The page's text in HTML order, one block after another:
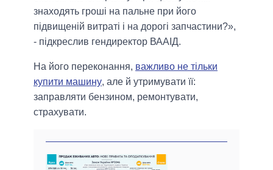
знаходять гроші на пальне при його
підвищеній витраті і на дорогі запчастини?»,
- підкреслив гендиректор ВААІД.
На його переконання, важливо не тільки
купити машину, але й утримувати її:
заправляти бензином, ремонтувати,
страхувати.